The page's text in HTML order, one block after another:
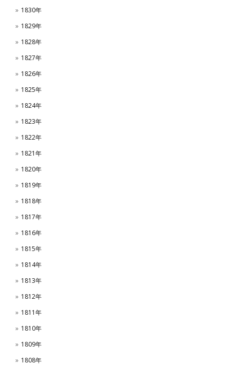
1830年
1829年
1828年
1827年
1826年
1825年
1824年
1823年
1822年
1821年
1820年
1819年
1818年
1817年
1816年
1815年
1814年
1813年
1812年
1811年
1810年
1809年
1808年